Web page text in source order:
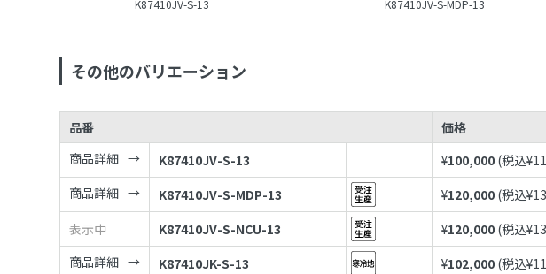
K87410JV-S-13 K87410JV-S-MDP-13
その他のバリエーション
品番 価格
商品詳細
K87410JV-S-13 ¥100,000 (税込¥
商品詳細
K87410JV-S-MDP-13 ¥120,000 (税込¥
表示中
K87410JV-S-NCU-13 ¥120,000 (税込¥
商品詳細
K87410JK-S-13 ¥102,000 (税込¥